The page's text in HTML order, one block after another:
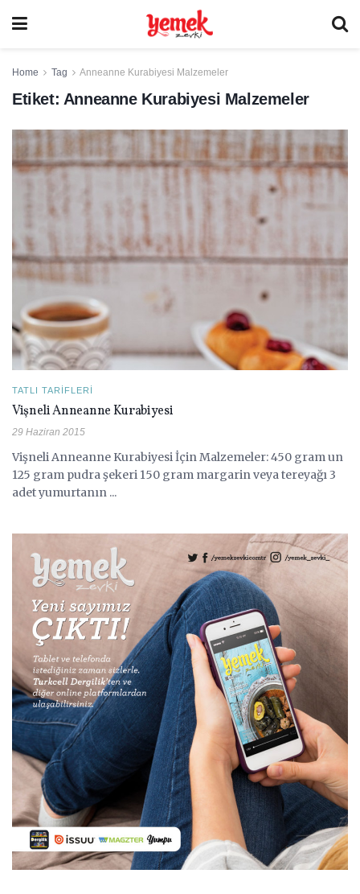
Home Tag Anneanne Kurabiyesi Malzemeler
Etiket: Anneanne Kurabiyesi Malzemeler
TATLI TARIFLERI
Vişneli Anneanne Kurabiyesi
29 Haziran 2015
Vişneli Anneanne Kurabiyesi İçin Malzemeler: 450 gram un
125 gram pudra şekeri 150 gram margarin veya tereyağı 3
adet yumurtanın ...